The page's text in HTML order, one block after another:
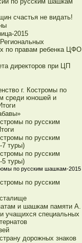
счастья не видать!
2015
по правам ребенка ЦФО
директоров при ЦП
г. Костромы по
среди юношей и
по русским
по русским
туры)
по русским
туры)
по русским шашкам-2015
по русским
и шашкам памяти А.
учащихся специальных
дорожных знаков